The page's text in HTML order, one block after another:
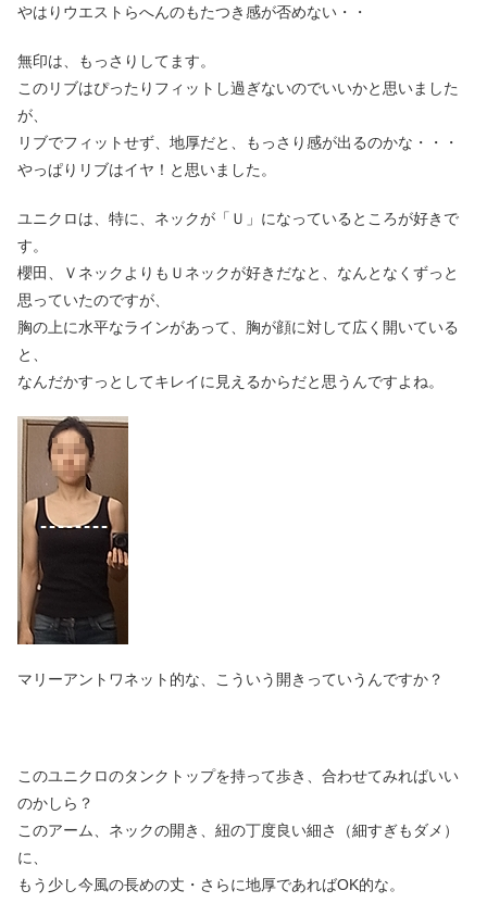
やはりウエストらへんのもたつき感が否めない・・
無印は、もっさりしてます。
このリブはぴったりフィットし過ぎないのでいいかと思いました
が、
リブでフィットせず、地厚だと、もっさり感が出るのかな・・・
やっぱりリブはイヤ！と思いました。
ユニクロは、特に、ネックが「Ｕ」になっているところが好きで
す。
櫻田、ＶネックよりもＵネックが好きだなと、なんとなくずっと
思っていたのですが、
胸の上に水平なラインがあって、胸が顔に対して広く開いている
と、
なんだかすっとしてキレイに見えるからだと思うんですよね。
マリーアントワネット的な、こういう開きっていうんですか？
このユニクロのタンクトップを持って歩き、合わせてみればいい
のかしら？
このアーム、ネックの開き、紐の丁度良い細さ（細すぎもダメ）
に、
もう少し今風の長めの丈・さらに地厚であればOK的な。